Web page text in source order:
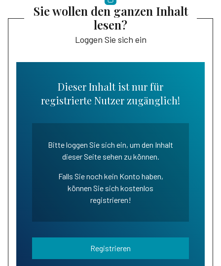
Sie wollen den ganzen Inhalt
lesen?
Loggen Sie sich ein
Dieser Inhalt ist nur für
registrierte Nutzer zugänglich!
Bitte loggen Sie sich ein, um den Inhalt
dieser Seite sehen zu können.
Falls Sie noch kein Konto haben,
können Sie sich kostenlos
registrieren!
Registrieren